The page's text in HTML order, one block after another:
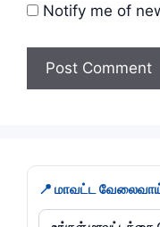
Notify me of
📍 மாவட்ட